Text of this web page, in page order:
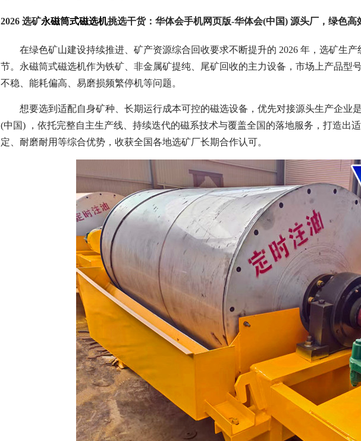
CTS(N.B)永磁筒式磁选机 稀土永磁辊式强磁选机 RCT系
2026 选矿永磁筒式磁选机挑选干货：华体会手机网页版-华体会(中国) 源头厂，绿色高
在绿色矿山建设持续推进、矿产资源综合回收要求不断提升的 2026 年，选矿生
节。永磁筒式磁选机作为铁矿、非金属矿提纯、尾矿回收的主力设备，市场上产品型
不稳、能耗偏高、易磨损频繁停机等问题。
想要选到适配自身矿种、长期运行成本可控的磁选设备，优先对接源头生产企业
(中国) ，依托完整自主生产线、持续迭代的磁系技术与覆盖全国的落地服务，打造出
定、耐磨耐用等综合优势，收获全国各地选矿厂长期合作认可。